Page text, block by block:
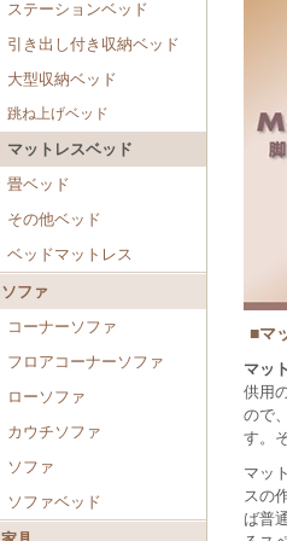
ステーションベッド
引き出し付き収納ベッド
大型収納ベッド
跳ね上げベッド
マットレスベッド
畳ベッド
その他ベッド
ベッドマットレス
ソファ
コーナーソファ
フロアコーナーソファ
ローソファ
カウチソファ
ソファ
ソファベッド
■マ
マッ
供用
ので
す。
マッ
スの
ば普